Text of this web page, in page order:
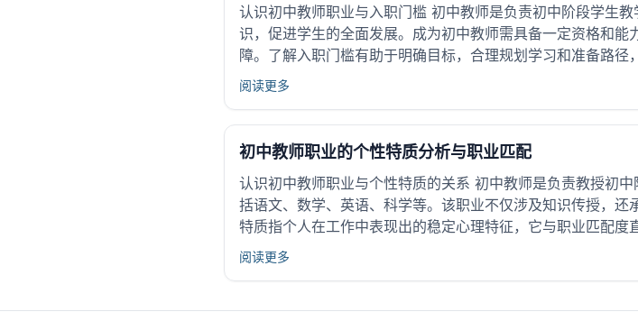
认识初中教师职业与入职门槛 初中教师是负责初中阶段学生
识，促进学生的全面发展。成为初中教师需具备一定资格和
障。了解入职门槛有助于明确目标，合理规划学习和准备路
对...
阅读更多
初中教师职业的个性特质分析与职业匹配
认识初中教师职业与个性特质的关系 初中教师是负责教授初
括语文、数学、英语、科学等。该职业不仅涉及知识传授，
特质指个人在工作中表现出的稳定心理特征，它与职业匹配
阅读更多